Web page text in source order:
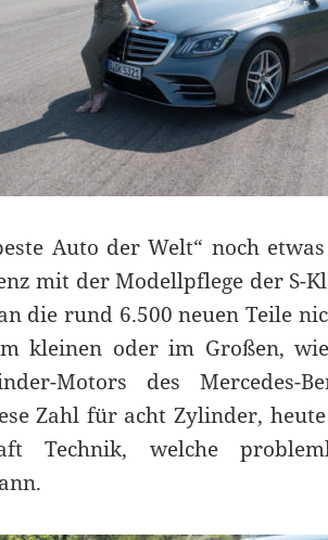
Auto der Welt“ noch
mit der Modellpflege der S-
die rund 6.500 neuen Teile
kleinen oder im Großen,
Motors des
Zahl für acht Zylinder,
Technik, welche